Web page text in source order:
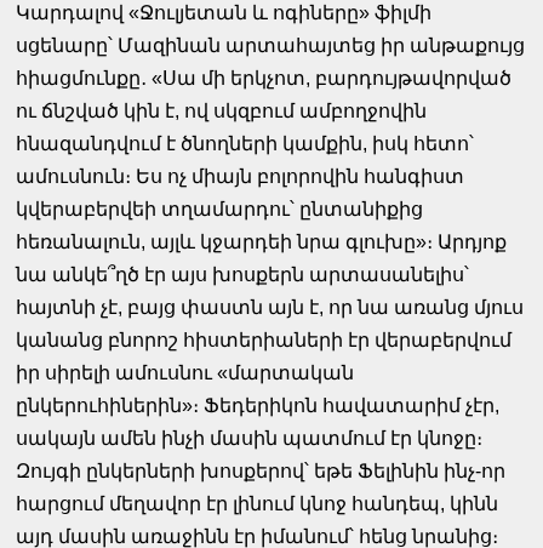
Կարդալով «Ջուլյետան և ոգիները» ֆիլմի
սցենարը՝ Մազինան արտահայտեց իր անթաքույց
հիացմունքը․ «Սա մի երկչոտ, բարդույթավորված
ու ճնշված կին է, ով սկզբում ամբողջովին
հնազանդվում է ծնողների կամքին, իսկ հետո՝
ամուսնուն։ Ես ոչ միայն բոլորովին հանգիստ
կվերաբերվեի տղամարդու՝ ընտանիքից
հեռանալուն, այլև կջարդեի նրա գլուխը»։ Արդյոք
նա անկե՞ղծ էր այս խոսքերն արտասանելիս՝
հայտնի չէ, բայց փաստն այն է, որ նա առանց մյուս
կանանց բնորոշ հիստերիաների էր վերաբերվում
իր սիրելի ամուսնու «մարտական
ընկերուհիներին»։ Ֆեդերիկոն հավատարիմ չէր,
սակայն ամեն ինչի մասին պատմում էր կնոջը։
Զույգի ընկերների խոսքերով՝ եթե Ֆելինին ինչ-որ
հարցում մեղավոր էր լինում կնոջ հանդեպ, կինն
այդ մասին առաջինն էր իմանում՝ հենց նրանից։